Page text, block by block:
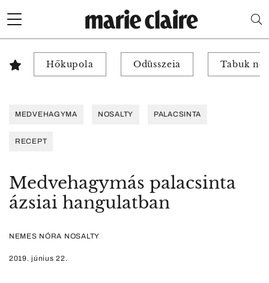
Hőkupola Odüsszeia Tabuk
MEDVEHAGYMA NOSALTY PALACSINTA
RECEPT
Medvehagymás palacsinta
ázsiai hangulatban
NEMES NÓRA NOSALTY
2019. június 22.